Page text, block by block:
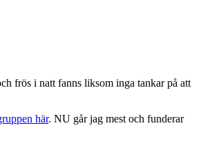
frös i natt fanns liksom inga tankar på att
här. NU går jag mest och funderar